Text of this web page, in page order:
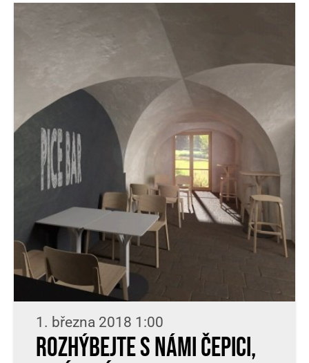
1. března 2018 1:00
Rozhýbejte s námi ČePiCi,